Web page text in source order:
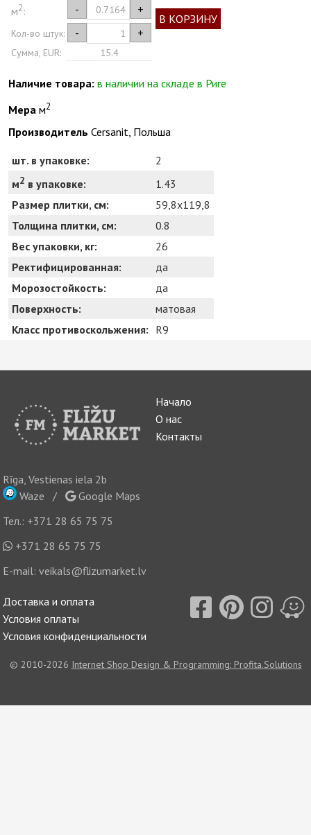
м2: - +
Кол-во штук: - +
Сумма, EUR: 15.4
В КОРЗИНУ
Наличие товара: в наличии на складе в Риге
Мера м2
Производитель Cersanit, Польша
шт. в упаковке:
2
м2 в упаковке:
1.43
Размер плитки, см:
59,8x119,8
Толщина плитки, см:
0.8
Вес упаковки, кг:
26
Ректифицированная:
да
Морозостойкость:
да
Поверхность:
матовая
Класс противоскольжения: R9
Rīga, Vestienas iela 2b
Waze /
Google Maps
Тел.: +371 28 65 75 75
+371 28 65 75 75
E-mail:veikals@flizumarket.lv
Начало
О нас
Контакты
Доставка и оплата
Условия оплаты
Условия конфиденциальности
© 2010-2026 Internet Shop Design & Programming: Profita.Solutions